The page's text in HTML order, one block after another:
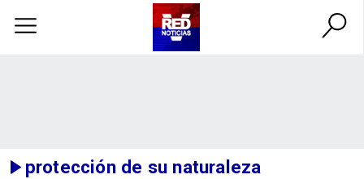
protección de su naturaleza